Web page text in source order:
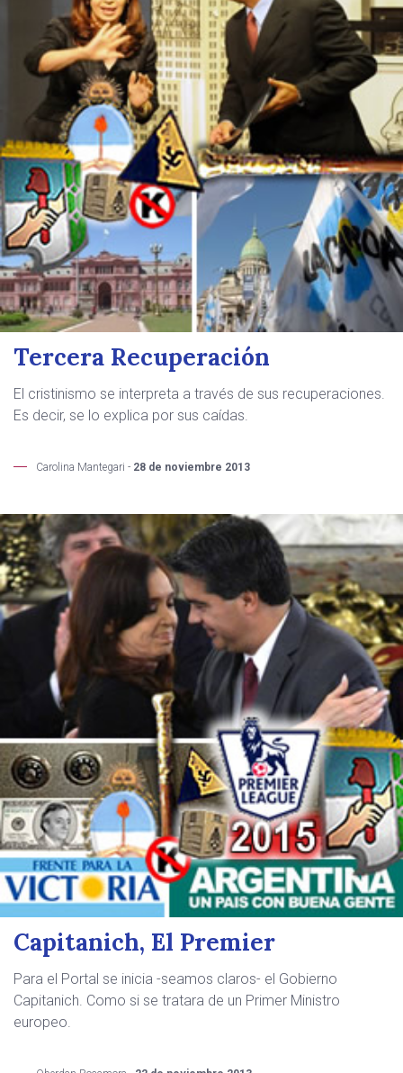
Tercera Recuperación
El cristinismo se interpreta a través de sus recuperaciones.
Es decir, se lo explica por sus caídas.
Carolina Mantegari - 28 de noviembre 2013
Capitanich, El Premier
Para el Portal se inicia -seamos claros- el Gobierno
Capitanich. Como si se tratara de un Primer Ministro
europeo.